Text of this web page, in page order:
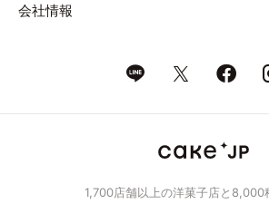
会社情報
1,700店舗以上の洋菓子店と8,000